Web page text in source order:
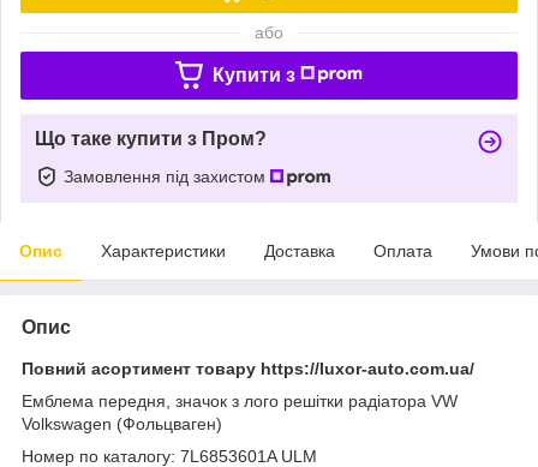
або
Купити з
Що таке купити з Пром?
Замовлення під захистом
Опис Характеристики Доставка Оплата Умови
Опис
Повний асортимент товару https://luxor-auto.com.ua/
Емблема передня, значок з лого решітки радіатора VW
Volkswagen (Фольцваген)
Номер по каталогу: 7L6853601A ULM